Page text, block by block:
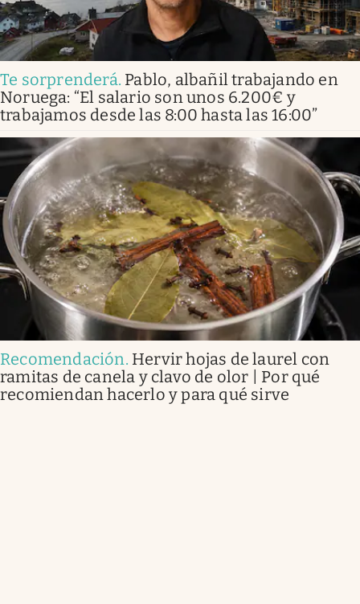
Te sorprenderá. Pablo, albañil trabajando en
Noruega: “El salario son unos 6.200€ y
trabajamos desde las 8:00 hasta las 16:00”
Recomendación. Hervir hojas de laurel con
ramitas de canela y clavo de olor | Por qué
recomiendan hacerlo y para qué sirve